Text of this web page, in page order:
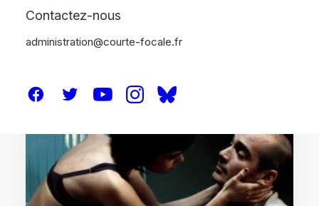
Contactez-nous
administration@courte-focale.fr